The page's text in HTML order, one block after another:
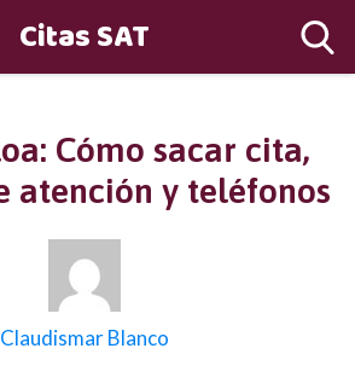
Citas SAT
Cómo sacar cita,
atención y teléfonos
Claudismar Blanco